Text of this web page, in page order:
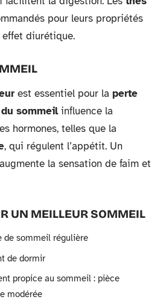
pour leurs propriétés
diurétique.
est essentiel pour la perte
sommeilinfluence la
hormones, telles que la
, qui régulent l’appétit. Un
la sensation de faim et
UN MEILLEUR SOMMEIL
de sommeil régulière
de dormir
propice au sommeil : pièce
modérée